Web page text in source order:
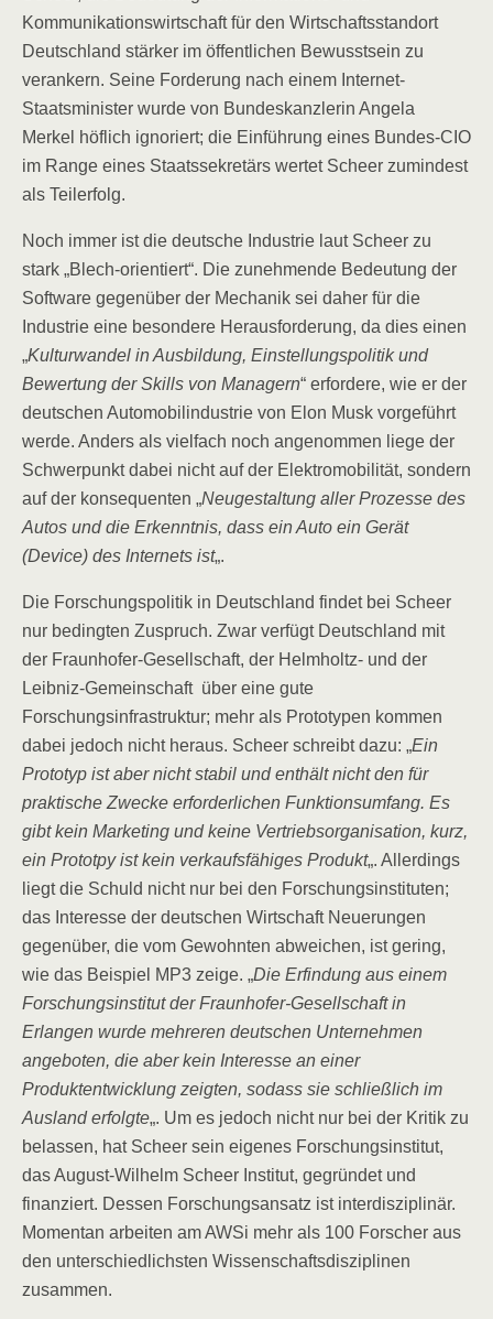
Kommunikationswirtschaft für den Wirtschaftsstandort
Deutschland stärker im öffentlichen Bewusstsein zu
verankern. Seine Forderung nach einem Internet-
Staatsminister wurde von Bundeskanzlerin Angela
Merkel höflich ignoriert; die Einführung eines Bundes-CIO
im Range eines Staatssekretärs wertet Scheer zumindest
als Teilerfolg.
Noch immer ist die deutsche Industrie laut Scheer zu
stark „Blech-orientiert“. Die zunehmende Bedeutung der
Software gegenüber der Mechanik sei daher für die
Industrie eine besondere Herausforderung, da dies einen
„Kulturwandel in Ausbildung, Einstellungspolitik und
Bewertung der Skills von Managern“ erfordere, wie er der
deutschen Automobilindustrie von Elon Musk vorgeführt
werde. Anders als vielfach noch angenommen liege der
Schwerpunkt dabei nicht auf der Elektromobilität, sondern
auf der konsequenten „Neugestaltung aller Prozesse des
Autos und die Erkenntnis, dass ein Auto ein Gerät
(Device) des Internets ist„.
Die Forschungspolitik in Deutschland findet bei Scheer
nur bedingten Zuspruch. Zwar verfügt Deutschland mit
der Fraunhofer-Gesellschaft, der Helmholtz- und der
Leibniz-Gemeinschaft über eine gute
Forschungsinfrastruktur; mehr als Prototypen kommen
dabei jedoch nicht heraus. Scheer schreibt dazu: „Ein
Prototyp ist aber nicht stabil und enthält nicht den für
praktische Zwecke erforderlichen Funktionsumfang. Es
gibt kein Marketing und keine Vertriebsorganisation, kurz,
ein Prototpy ist kein verkaufsfähiges Produkt„. Allerdings
liegt die Schuld nicht nur bei den Forschungsinstituten;
das Interesse der deutschen Wirtschaft Neuerungen
gegenüber, die vom Gewohnten abweichen, ist gering,
wie das Beispiel MP3 zeige. „Die Erfindung aus einem
Forschungsinstitut der Fraunhofer-Gesellschaft in
Erlangen wurde mehreren deutschen Unternehmen
angeboten, die aber kein Interesse an einer
Produktentwicklung zeigten, sodass sie schließlich im
Ausland erfolgte„. Um es jedoch nicht nur bei der Kritik zu
belassen, hat Scheer sein eigenes Forschungsinstitut,
das August-Wilhelm Scheer Institut, gegründet und
finanziert. Dessen Forschungsansatz ist interdisziplinär.
Momentan arbeiten am AWSi mehr als 100 Forscher aus
den unterschiedlichsten Wissenschaftsdisziplinen
zusammen.